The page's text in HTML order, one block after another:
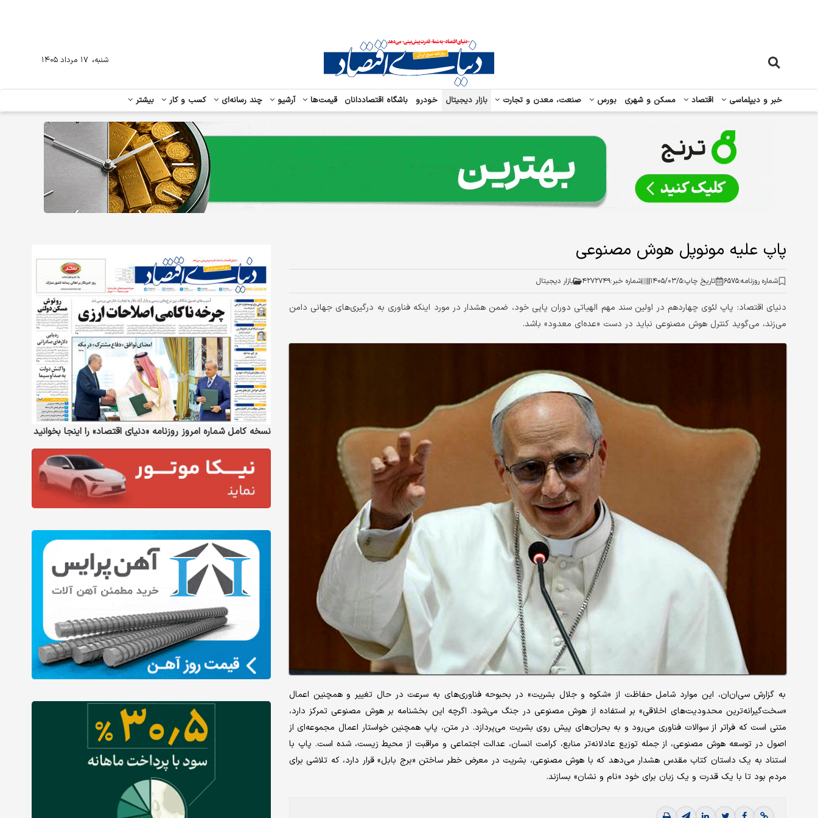
خبر و دیپلماسی اقتصاد مسکن و شهری بورس صنعت، معدن و تجارت بازار دیجیتال خودرو باشگاه اقتصاددانان قیمت‌ها آرشیو چند رسانه‌ای کسب و کار بیشتر
شنبه، ۱۷ مرداد ۱۴۰۵
پاپ علیه مونوپل هوش مصنوعی
شماره روزنامه:۶۵۷۵ تاریخ چاپ:۱۴۰۵/۰۳/۵ شماره خبر:۴۲۷۲۷۴۹ بازار دیجیتال
دنیای اقتصاد: پاپ لئوی چهاردهم در اولین سند مهم الهیاتی دوران پاپی خود، ضمن هشدار در مورد اینکه فناوری به درگیری‌های جهانی دامن
می‌زند، می‌گوید کنترل هوش مصنوعی نباید در دست «عده‌ای معدود» باشد.
به گزارش سی‌ان‌ان، این موارد شامل حفاظت از «شکوه و جلال بشریت» در بحبوحه فناوری‌های به سرعت در حال تغییر و همچنین اعمال
«سخت‌گیرانه‌ترین محدودیت‌های اخلاقی» بر استفاده از هوش مصنوعی در جنگ می‌شود. اگرچه این بخشنامه بر هوش مصنوعی تمرکز دارد،
متنی است که فراتر از سوالات فناوری می‌رود و به بحران‌های پیش روی بشریت می‌پردازد. در متن، پاپ همچنین خواستار اعمال مجموعه‌ای از
اصول در توسعه هوش مصنوعی، از جمله توزیع عادلانه‌تر منابع، کرامت انسان، عدالت اجتماعی و مراقبت از محیط زیست، شده است. پاپ با
استناد به یک داستان کتاب مقدس هشدار می‌دهد که با هوش مصنوعی، بشریت در معرض خطر ساختن «برج بابل» قرار دارد، که تلاشی برای
مردم بود تا با یک قدرت و یک زبان برای خود «نام و نشان» بسازند.
نسخه کامل شماره امروز روزنامه «دنیای‌ اقتصاد» را اینجا بخوانید